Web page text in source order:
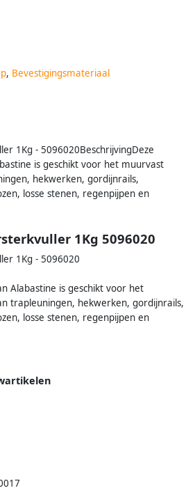
, Bevestigingsmateriaal
1Kg - 5096020BeschrijvingDeze
is geschikt voor het muurvast
hekwerken, gordijnrails,
losse stenen, regenpijpen en
1Kg 5096020
1Kg - 5096020
Alabastine is geschikt voor het
trapleuningen, hekwerken, gordijnrails,
losse stenen, regenpijpen en